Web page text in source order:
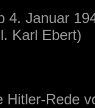
4. Januar
Karl Ebert)
Hitler-Rede